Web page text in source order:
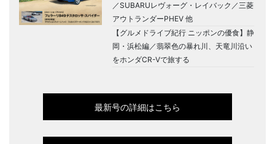
／SUBARUレヴォーグ・レイバック／三菱
アウトランダーPHEV 他
【グルメドライブ紀行 ニッポンの優食】静
岡・浜松編／翡翠色の暴れ川、天竜川沿い
をホンダCR-Vで旅する
最新号の詳細はこちら